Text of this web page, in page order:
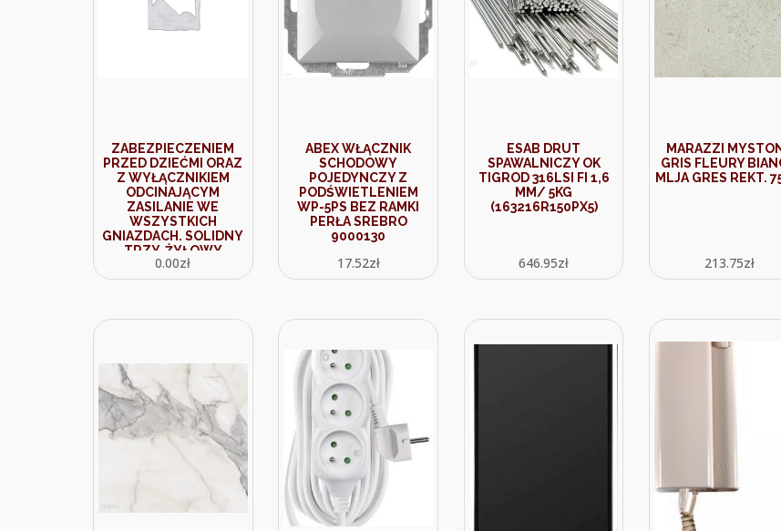
ZABEZPIECZENIEM
PRZED DZIEĆMI ORAZ
Z WYŁĄCZNIKIEM
ODCINAJĄCYM
ZASILANIE WE
WSZYSTKICH
GNIAZDACH. SOLIDNY
TRZY-ŻYŁOWY
PRZEWÓD O
ZWIĘKSZONYCH
SPRAWIA
0.00zł
ABEX WŁĄCZNIK
SCHODOWY
POJEDYNCZY Z
PODŚWIETLENIEM
WP-5PS BEZ RAMKI
PERŁA SREBRO
9000130
17.52zł
ESAB DRUT
SPAWALNICZY OK
TIGROD 316LSI FI 1,6
MM/ 5KG
(163216R150PX5)
646.95zł
MARAZZI
GRIS FLEURY
MLJA GRES REKT.
213.75zł